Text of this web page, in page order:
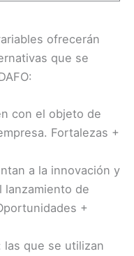
ofrecerán
que se
con el objeto de
Fortalezas +
a la innovación y
lanzamiento de
+
las que se utilizan